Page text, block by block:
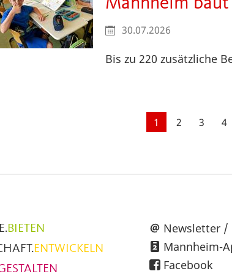
30.07.2026
Bis zu 220 zusätzliche
Aktuelle
1 Seite
2 Seite
3 4
BIETEN
ENTWICKELN
Newsletter /
Mannheim-
Facebook